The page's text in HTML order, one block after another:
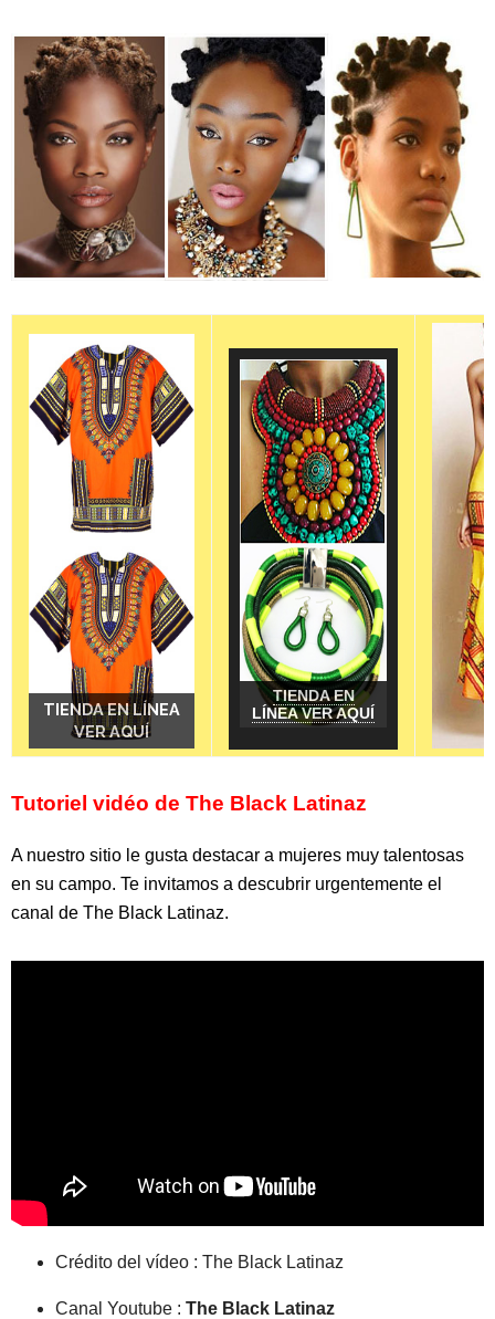
TIENDA EN LÍNEA
VER AQUÍ
TIENDA EN LÍNEA
VER AQUÍ
TIENDA EN LÍNEA
VER AQUÍ
TIENDA EN LÍNEA
VER AQUÍ
TIENDA EN
LÍNEA VER AQUÍ
Tutoriel vidéo de The Black Latinaz
A nuestro sitio le gusta destacar a mujeres muy talentosas
en su campo. Te invitamos a descubrir urgentemente el
canal de The Black Latinaz.
Crédito del vídeo : The Black Latinaz
Canal Youtube : The Black Latinaz